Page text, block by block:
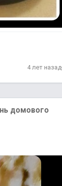
4 лет назад
домового